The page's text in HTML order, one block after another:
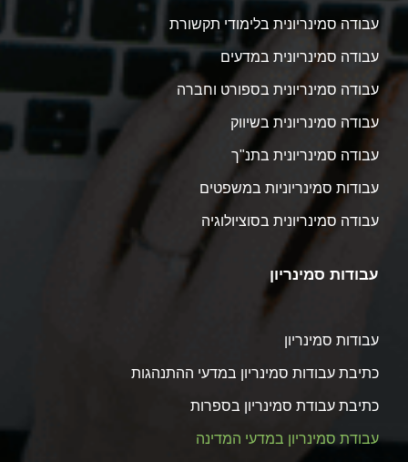
עבודה סמינריונית בלימודי תקשורת
עבודה סמינריונית במדעים
עבודה סמינריונית בספורט וחברה
עבודה סמינריונית בשיווק
עבודה סמינריונית בתנ"ך
עבודות סמינריוניות במשפטים
עבודה סמינריונית בסוציולוגיה
עבודות סמינריון
עבודות סמינריון
כתיבת עבודות סמינריון במדעי ההתנהגות
כתיבת עבודת סמינריון בספרות
עבודת סמינריון במדעי המדינה